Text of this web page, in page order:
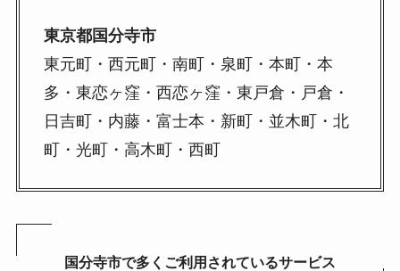
東京都国分寺市
東元町・西元町・南町・泉町・本町・本
多・東恋ヶ窪・西恋ヶ窪・東戸倉・戸倉・
日吉町・内藤・富士本・新町・並木町・北
町・光町・高木町・西町
国分寺市で多くご利用されているサービス